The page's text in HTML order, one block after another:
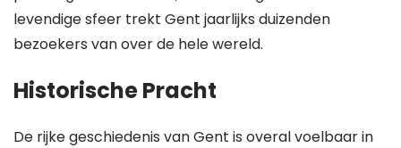
levendige sfeer trekt Gent jaarlijks duizenden
bezoekers van over de hele wereld.
Historische Pracht
De rijke geschiedenis van Gent is overal voelbaar in